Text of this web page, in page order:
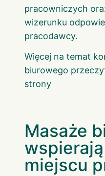
pracowniczych
wizerunku
pracodawcy.
Więcej na temat
biurowego
strony
Masaże
miejscu